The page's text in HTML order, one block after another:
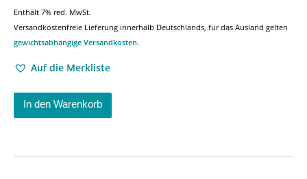
Enthält 7% red. MwSt.
Versandkostenfreie Lieferung innerhalb Deutschlands, für das Ausland gelten
gewichtsabhängige Versandkosten.
Auf die Merkliste
In den Warenkorb